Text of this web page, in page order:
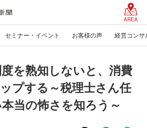
AREA
セミナー・イベント お客様の声 経営コンサ
を熟知しないと、消費
プする～税理士さん任
当の怖さを知ろう～